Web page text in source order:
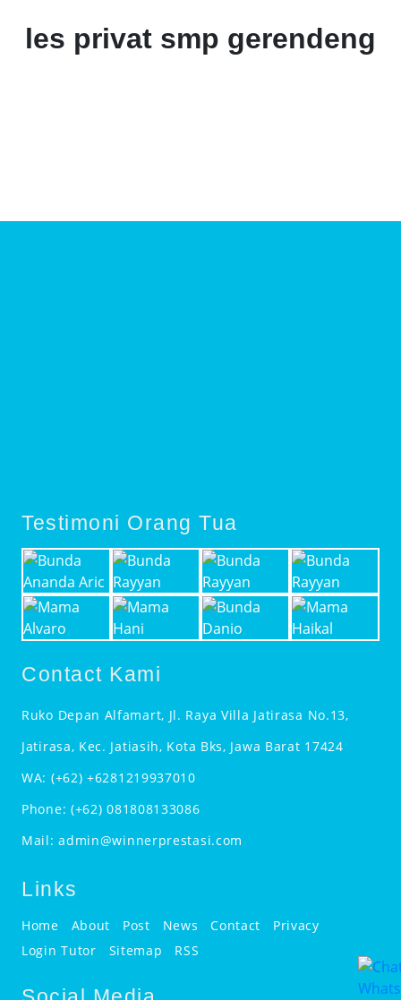
les privat smp gerendeng
Testimoni Orang Tua
Contact Kami
Ruko Depan Alfamart, Jl. Raya Villa Jatirasa No.13,
Jatirasa, Kec. Jatiasih, Kota Bks, Jawa Barat 17424
WA: (+62) +6281219937010
Phone: (+62) 081808133086
Mail:admin@winnerprestasi.com
Links
Home About Post News Contact
Privacy
Login Tutor
Sitemap RSS